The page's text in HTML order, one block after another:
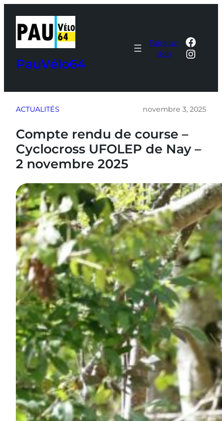
contenu
PauVélo64
Faire un
don
ACTUALITÉS novembre 3, 2025
Compte rendu de course –
Cyclocross UFOLEP de Nay –
2 novembre 2025